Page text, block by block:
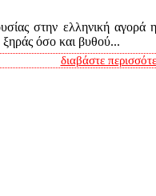
στην ελληνική
όσο και βυθού...
διαβάστε